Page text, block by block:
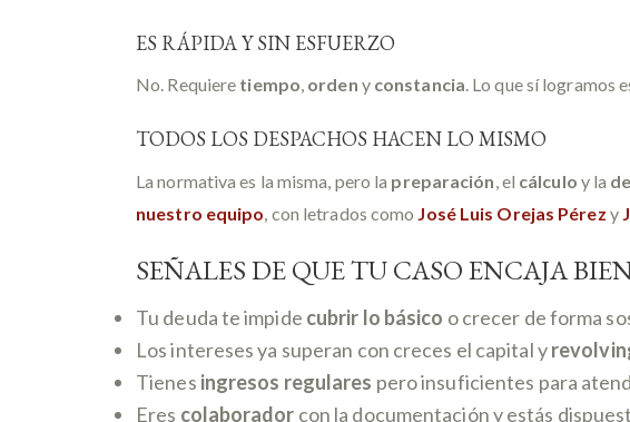
ES RÁPIDA Y SIN ESFUERZO
No. Requiere tiempo, orden y constancia. Lo que sí logramos
TODOS LOS DESPACHOS HACEN LO MISMO
La normativa es la misma, pero la preparación, el cálculo y la
nuestro equipo, con letrados como José Luis Orejas Pérez y
SEÑALES DE QUE TU CASO ENCAJA
Tu deuda te impide cubrir lo básico o crecer de forma
Los intereses ya superan con creces el capital y
Tienes ingresos regulares pero insuficientes para
Eres colaborador con la documentación y estás